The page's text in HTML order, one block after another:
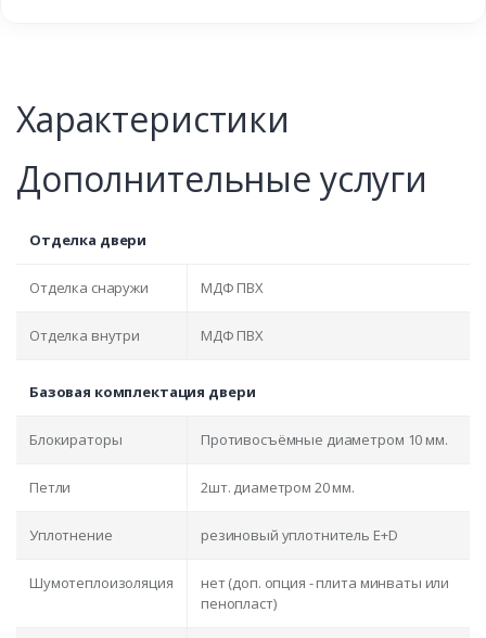
Характеристики
Дополнительные услуги
Отделка двери
Отделка снаружи МДФ ПВХ
Отделка внутри МДФ ПВХ
Базовая комплектация двери
Блокираторы Противосъёмные диаметром 10 мм.
Петли 2шт. диаметром 20 мм.
Уплотнение резиновый уплотнитель E+D
Шумотеплоизоляция
нет (доп. опция - плита минваты или
пенопласт)